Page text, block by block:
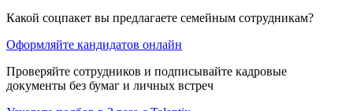
Какой соцпакет вы предлагаете семейным сотрудникам?
Оформляйте кандидатов онлайн
Проверяйте сотрудников и подписывайте кадровые
документы без бумаг и личных встреч